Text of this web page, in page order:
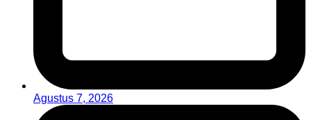
Agustus 7, 2026